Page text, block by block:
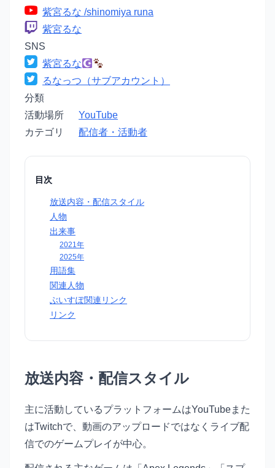
紫宮るな /shinomiya runa
紫宮るな
SNS
紫宮るな
るなっつ（サブアカウント）
分類
活動場所
YouTube
カテゴリ
配信者・活動者
目次
放送内容・配信スタイル
人物
出来事
2021年
2025年
用語集
関連人物
ぶいすぽ関連リンク
リンク
放送内容・配信スタイル
主に活動しているプラットフォームはYouTubeまた
はTwitchで、動画のアップロードではなくライブ配
信でのゲームプレイが中心。